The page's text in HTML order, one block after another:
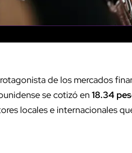
de los mercados
se cotizó en 18.34
locales e internacionales